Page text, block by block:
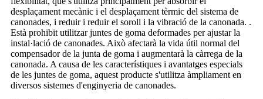
desplaçament mecànic i el desplaçament tèrmic del sistema de
canonades, i reduir i reduir el soroll i la vibració de la canonada. .
Està prohibit utilitzar juntes de goma deformades per ajustar la
instal·lació de canonades. Això afectarà la vida útil normal del
compensador de la junta de goma i augmentarà la càrrega de la
canonada. A causa de les característiques i avantatges especials
de les juntes de goma, aquest producte s'utilitza àmpliament en
diversos sistemes d'enginyeria de canonades.